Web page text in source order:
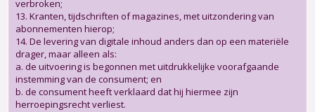
verbroken;
13. Kranten, tijdschriften of magazines, met uitzondering van
abonnementen hierop;
14. De levering van digitale inhoud anders dan op een materiële
drager, maar alleen als:
a. de uitvoering is begonnen met uitdrukkelijke voorafgaande
instemming van de consument; en
b. de consument heeft verklaard dat hij hiermee zijn
herroepingsrecht verliest.